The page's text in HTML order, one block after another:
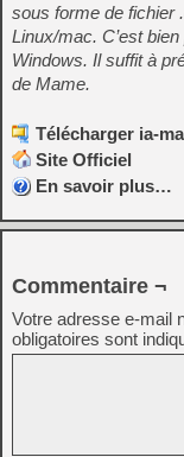
sous forme de fichier
Linux/mac. C’est
Windows. Il suffit à
de Mame.
Télécharger ia-
Site Officiel
En savoir plus…
Commentaire ¬
Votre adresse e-mail
obligatoires sont